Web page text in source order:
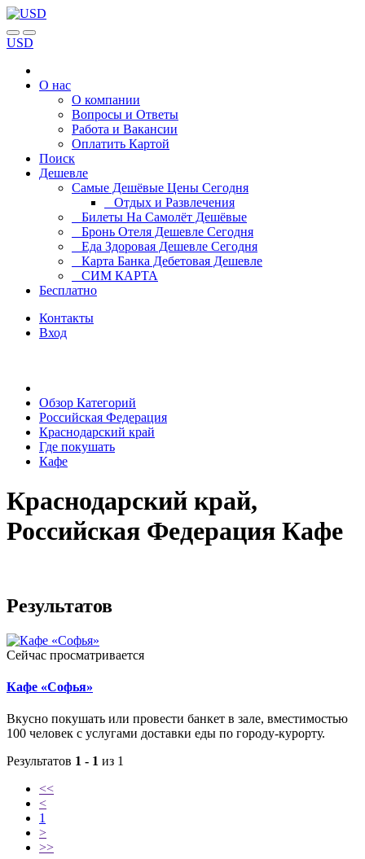
USD
О нас
О компании
Вопросы и Ответы
Работа и Вакансии
Оплатить Картой
Поиск
Дешевле
Самые Дешёвые Цены Сегодня
Отдых и Развлечения
Билеты На Самолёт Дешёвые
Бронь Отеля Дешевле Сегодня
Еда Здоровая Дешевле Сегодня
Карта Банка Дебетовая Дешевле
СИМ КАРТА
Бесплатно
Контакты
Вход
Обзор Категорий
Российская Федерация
Краснодарский край
Где покушать
Кафе
Краснодарский край,
Российская Федерация Кафе
Результатов
Сейчас просматривается
Кафе «Софья»
Вкусно покушать или провести банкет в зале, вместимостью
100 человек с услугами доставки еды по городу-курорту.
Результатов 1 - 1 из 1
<<
<
1
>
>>